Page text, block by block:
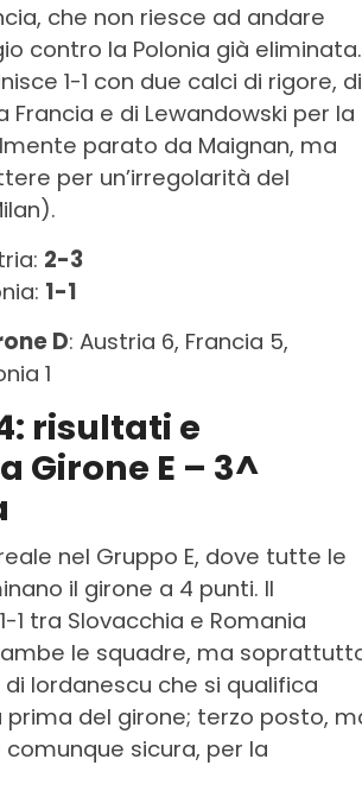
che non riesce ad andare
contro la Polonia già eliminata.
1-1 con due calci di rigore, di
Francia e di Lewandowski per la
parato da Maignan, ma
per un’irregolarità del
2-3
1-1
D: Austria 6, Francia 5,
1
risultati e
Girone E – 3^
nel Gruppo E, dove tutte le
il girone a 4 punti. Il
1 tra Slovacchia e Romania
le squadre, ma
Iordanescu che si qualifica
del girone; terzo posto,
sicura, per la